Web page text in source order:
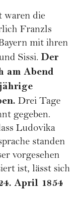
waren die
Franzls
mit ihren
Sissi.Der
am Abend
Drei Tage
gegeben.
Ludovika
standen
vorgesehen
ist, lässt sich
April 1854